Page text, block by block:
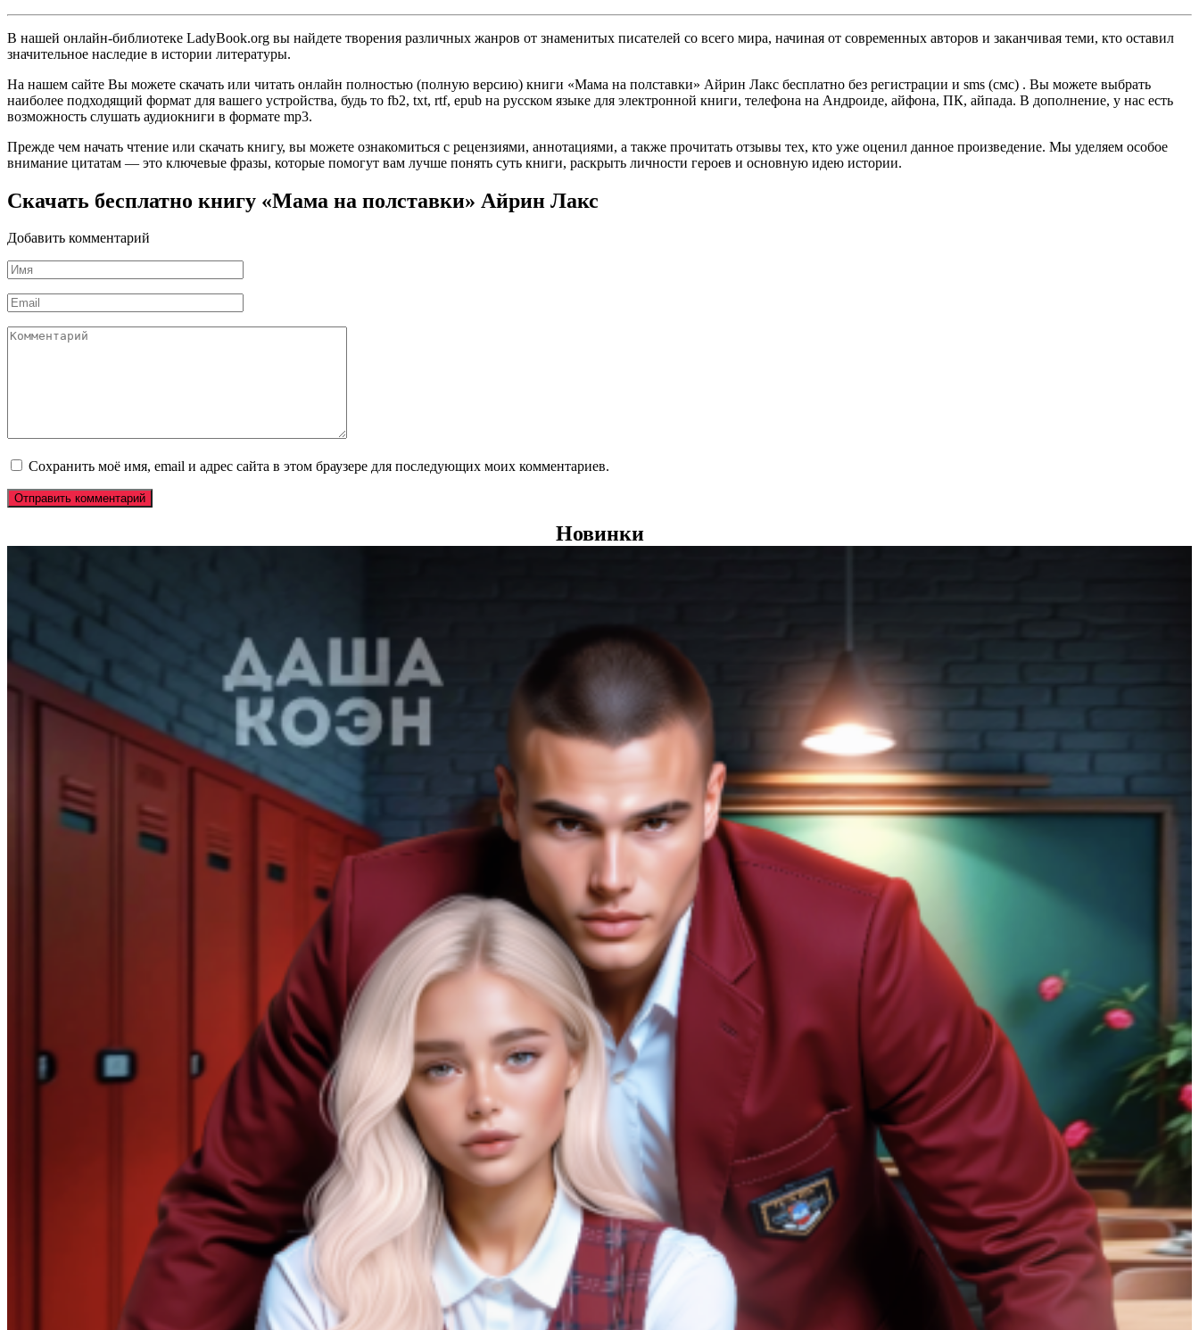
В нашей онлайн-библиотеке LadyBook.org вы найдете творения различных жанров от знаменитых писателей со всего мира, начиная от современных авторов и заканчивая теми, кто оставил
значительное наследие в истории литературы.
На нашем сайте Вы можете скачать или читать онлайн полностью (полную версию) книги «Мама на полставки» Айрин Лакс бесплатно без регистрации и sms (смс) . Вы можете выбрать
наиболее подходящий формат для вашего устройства, будь то fb2, txt, rtf, epub на русском языке для электронной книги, телефона на Андроиде, айфона, ПК, айпада. В дополнение, у нас есть
возможность слушать аудиокниги в формате mp3.
Прежде чем начать чтение или скачать книгу, вы можете ознакомиться с рецензиями, аннотациями, а также прочитать отзывы тех, кто уже оценил данное произведение. Мы уделяем особое
внимание цитатам — это ключевые фразы, которые помогут вам лучше понять суть книги, раскрыть личности героев и основную идею истории.
Скачать бесплатно книгу «Мама на полставки» Айрин Лакс
Добавить комментарий
Имя
*
Email
*
Комментарий
Сохранить моё имя, email и адрес сайта в этом браузере для последующих моих комментариев.
Новинки